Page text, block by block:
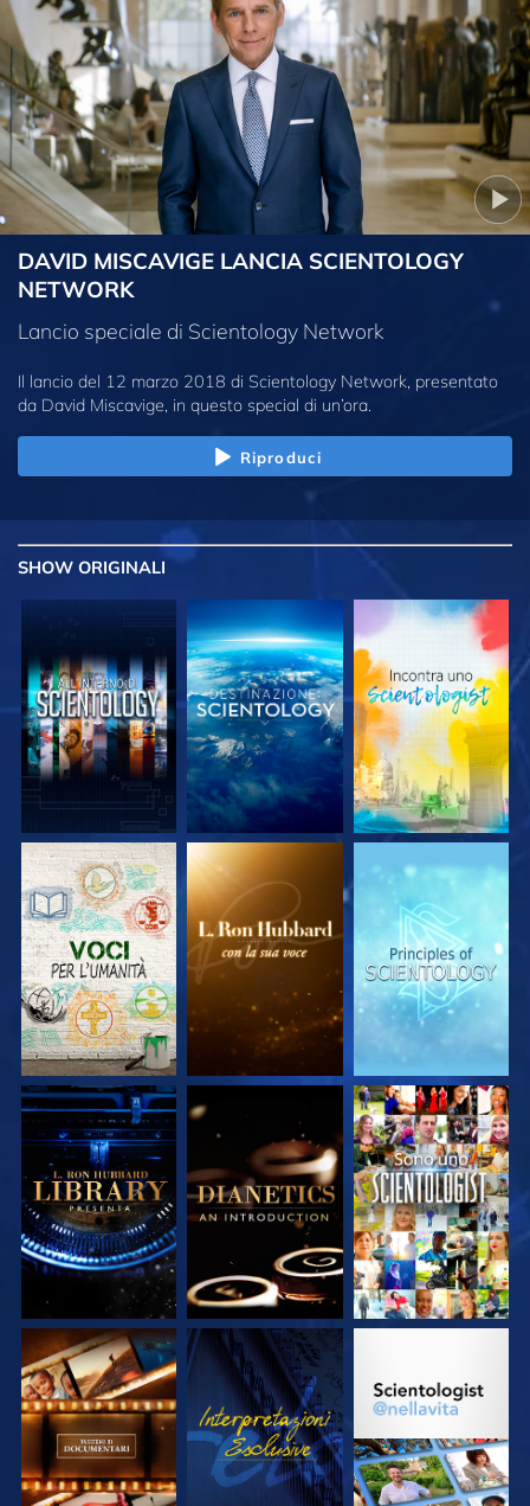
DAVID MISCAVIGE LANCIA SCIENTOLOGY
NETWORK
Lancio speciale di Scientology Network
Il lancio del 12 marzo 2018 di Scientology Network, presentato
da David Miscavige, in questo special di un’ora.
Riproduci
SHOW ORIGINALI
ESPLORA LE
SERIE
ESPLORA LE
SERIE
ESPLORA LE
SERIE
ESPLORA LE
SERIE
ESPLORA LE
SERIE
GUARDA
ESPLORA LE
SERIE
GUARDA
ESPLORA LE